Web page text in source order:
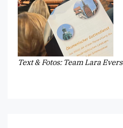
Text & Fotos: Team Lara Evers